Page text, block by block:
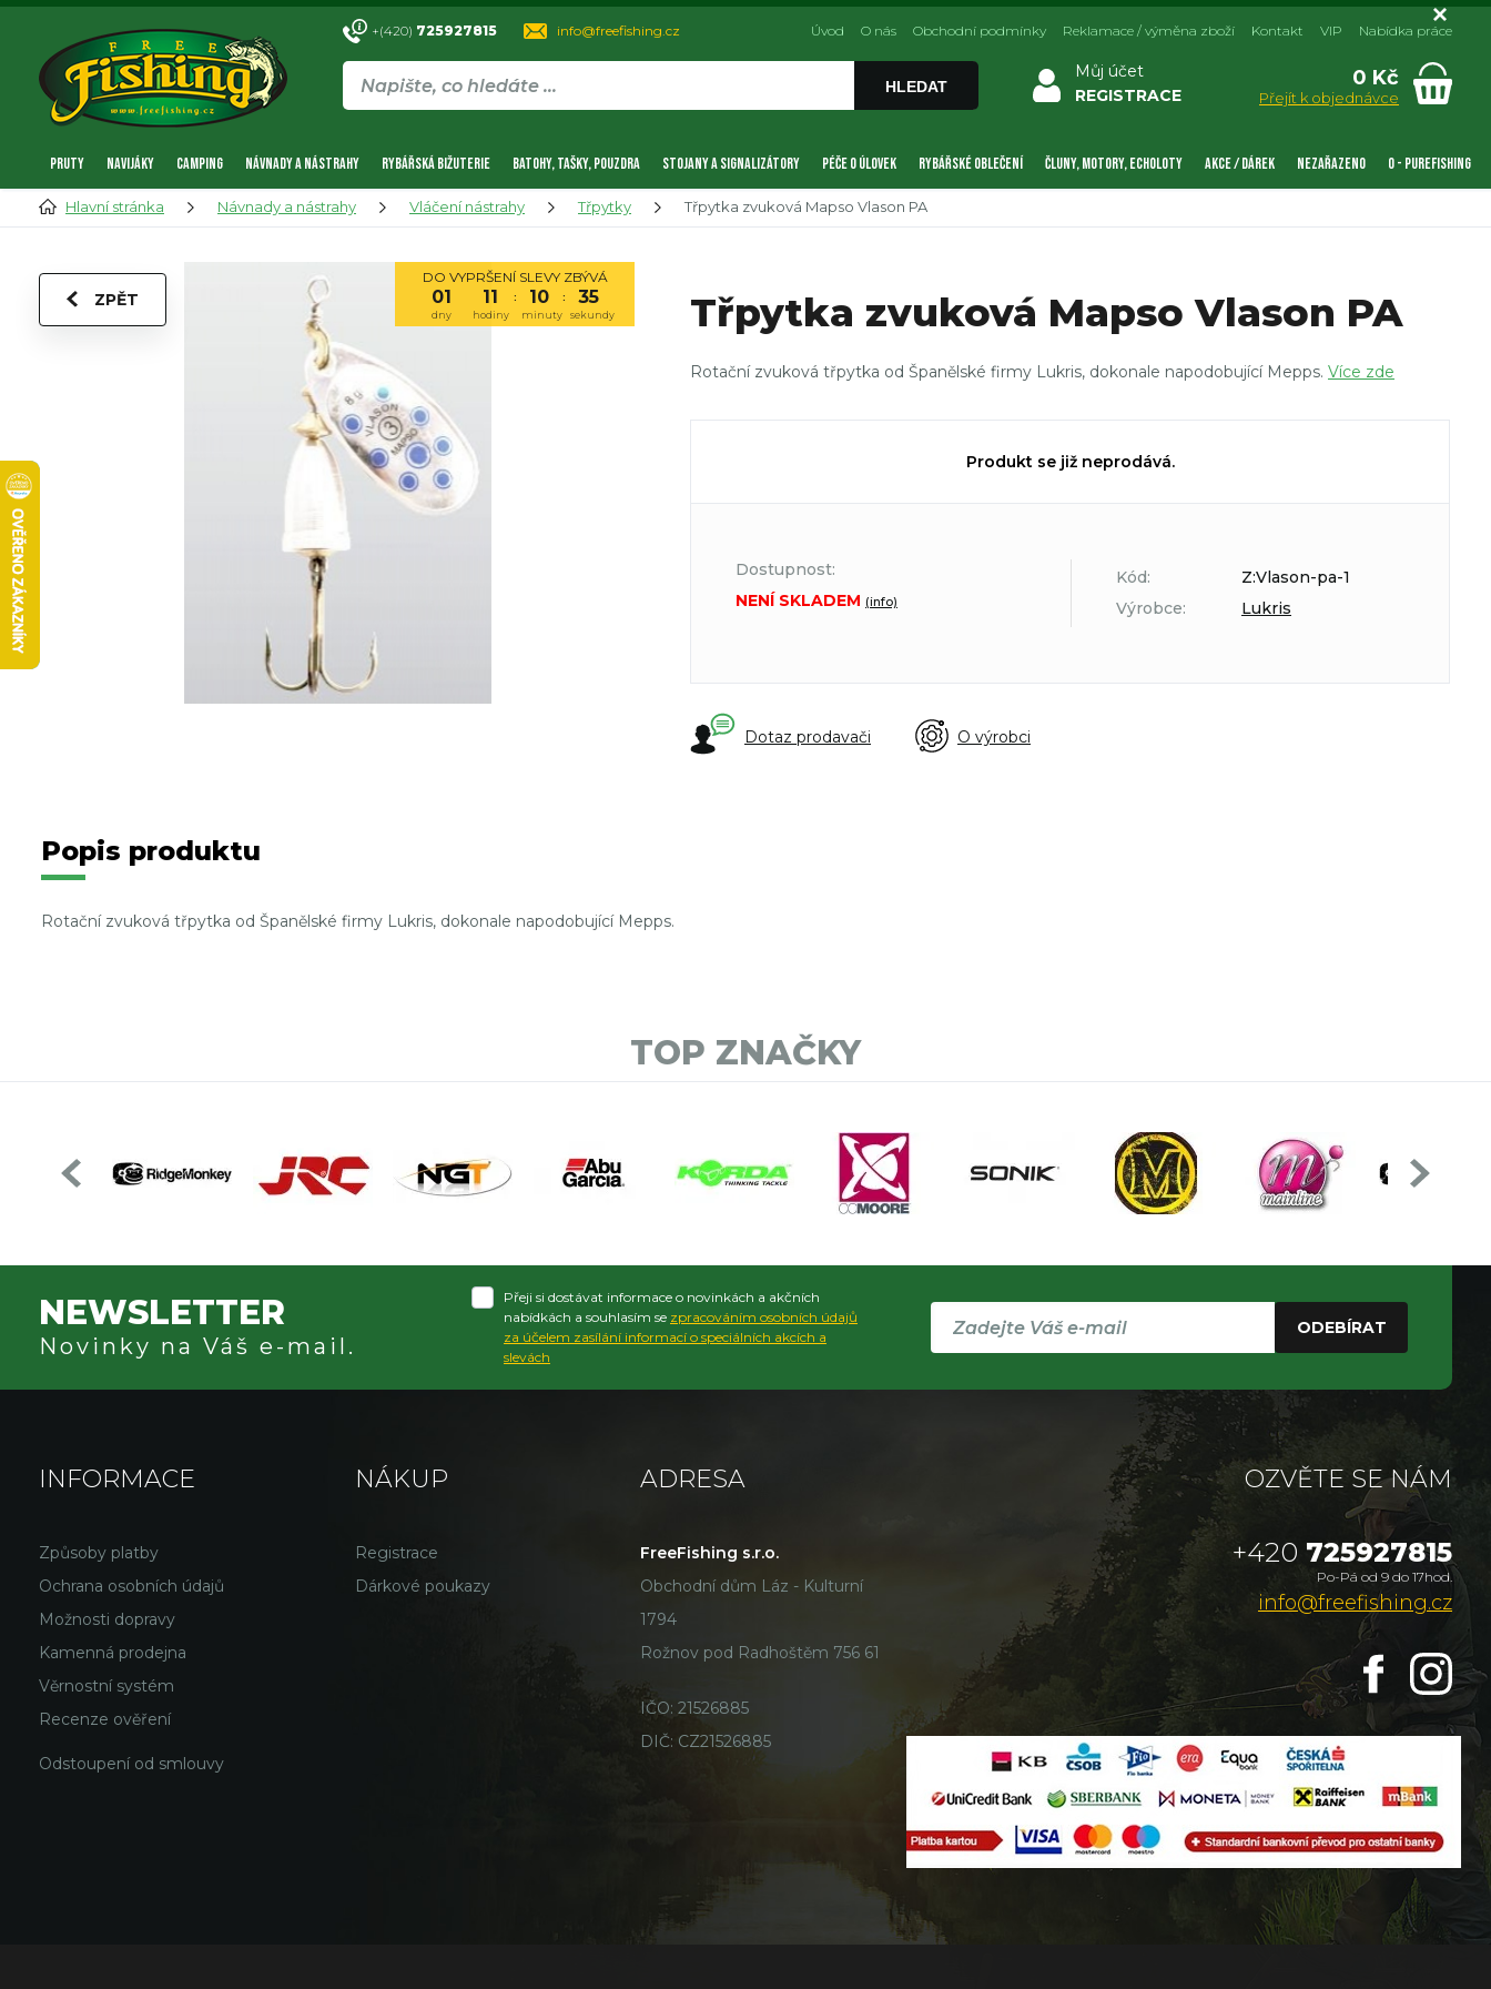
+(420) 725927815 info@freefishing.cz
HLEDAT
Můj účet
REGISTRACE
0 Kč
Přejít k objednávce
Úvod O nás Obchodní podmínky Reklamace / výměna zboží Kontakt VIP Nabídka práce
PRUTY NAVIJÁKY CAMPING NÁVNADY A NÁSTRAHY RYBÁŘSKÁ BIŽUTERIE BATOHY, TAŠKY, POUZDRA STOJANY A SIGNALIZÁTORY PÉČE O ÚLOVEK RYBÁŘSKÉ OBLEČENÍ ČLUNY, MOTORY, ECHOLOTY AKCE / DÁREK NEZAŘAZENO 0 - PUREFISHING
Hlavní stránka Návnady a nástrahy Vláčení nástrahy Třpytky Třpytka zvuková Mapso Vlason PA
ZPĚT
DO VYPRŠENÍ SLEVY ZBÝVÁ
01 11 : 10 : 34
dny hodiny minuty sekundy Třpytka zvuková Mapso Vlason PA
Rotační zvuková třpytka od Španělské firmy Lukris, dokonale napodobující Mepps. Více zde
Produkt se již neprodává.
Dostupnost:
NENÍ SKLADEM (info)
Kód:
Z:Vlason-pa-1
Výrobce:
Lukris
Dotaz prodavači O výrobci
Popis produktu
Rotační zvuková třpytka od Španělské firmy Lukris, dokonale napodobující Mepps.
TOP ZNAČKY
NEWSLETTER
Novinky na Váš e-mail.
Přeji si dostávat informace o novinkách a akčních
nabídkách a souhlasím se zpracováním osobních údajů
za účelem zasílání informací o speciálních akcích a
slevách
ODEBÍRAT
INFORMACE
Způsoby platby
Ochrana osobních údajů
Možnosti dopravy
Kamenná prodejna
Věrnostní systém
Recenze ověření
Odstoupení od smlouvy
NÁKUP
Registrace
Dárkové poukazy
ADRESA
FreeFishing s.r.o.
Obchodní dům Láz - Kulturní
1794
Rožnov pod Radhoštěm 756 61
IČO: 21526885
DIČ: CZ21526885
OZVĚTE SE NÁM
+420 725927815
Po-Pá od 9 do 17hod.
info@freefishing.cz